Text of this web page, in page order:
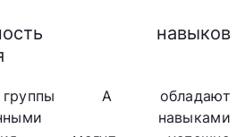
навыков
А обладают
навыками